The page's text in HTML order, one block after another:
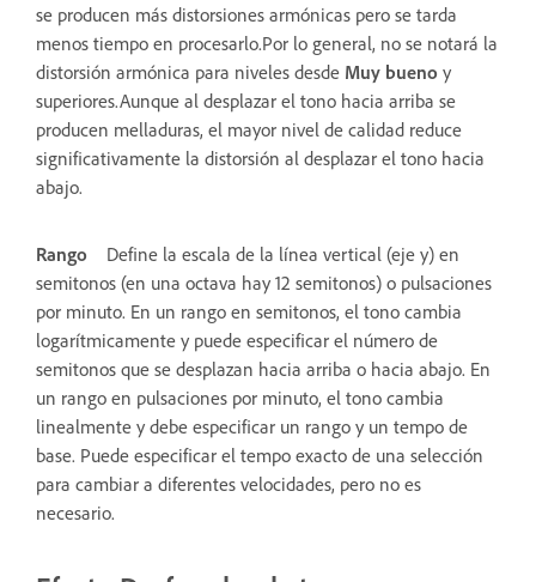
se producen más distorsiones armónicas pero se tarda
menos tiempo en procesarlo.Por lo general, no se notará la
distorsión armónica para niveles desde Muy bueno y
superiores.Aunque al desplazar el tono hacia arriba se
producen melladuras, el mayor nivel de calidad reduce
significativamente la distorsión al desplazar el tono hacia
abajo.
Rango
Define la escala de la línea vertical (eje y) en
semitonos (en una octava hay 12 semitonos) o pulsaciones
por minuto. En un rango en semitonos, el tono cambia
logarítmicamente y puede especificar el número de
semitonos que se desplazan hacia arriba o hacia abajo. En
un rango en pulsaciones por minuto, el tono cambia
linealmente y debe especificar un rango y un tempo de
base. Puede especificar el tempo exacto de una selección
para cambiar a diferentes velocidades, pero no es
necesario.